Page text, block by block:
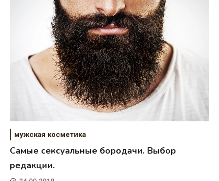
мужская косметика
Самые сексуальные бородачи. Выбор
редакции.